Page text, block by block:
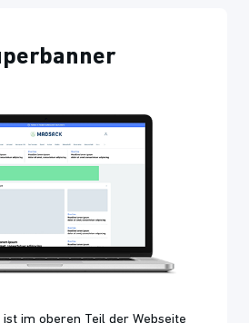
im oberen Teil der Webseite